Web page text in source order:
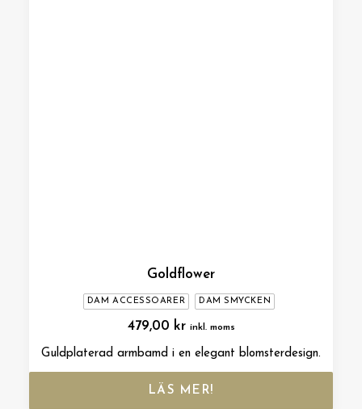
Goldflower
DAM ACCESSOARER DAM SMYCKEN
479,00 kr inkl. moms
Guldplaterad armbamd i en elegant blomsterdesign.
LÄS MER!